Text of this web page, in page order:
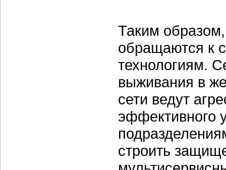
Таким
обращаются к
технологиям.
выживания в
сети ведут
эффективного
строить